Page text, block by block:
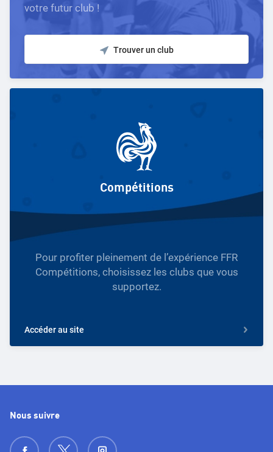
votre futur club !
Trouver un club
Compétitions
Pour profiter pleinement de l’expérience FFR
Compétitions, choisissez les clubs que vous
supportez.
Accéder au site
Nous suivre